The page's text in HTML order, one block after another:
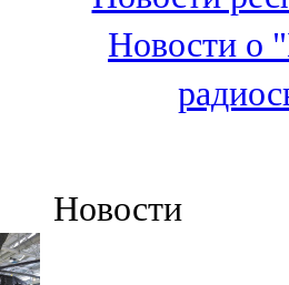
106,6 FM
Кадыбаш
105,2 FM
91,5 FM
Новости о
Новости